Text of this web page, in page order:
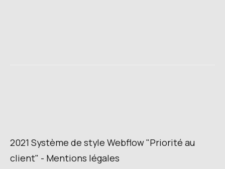
2021 Système de style Webflow "Priorité au
client" - Mentions légales